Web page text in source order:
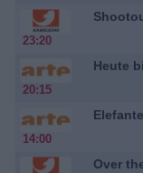
23:20
20:15
Heute
14:00
Over